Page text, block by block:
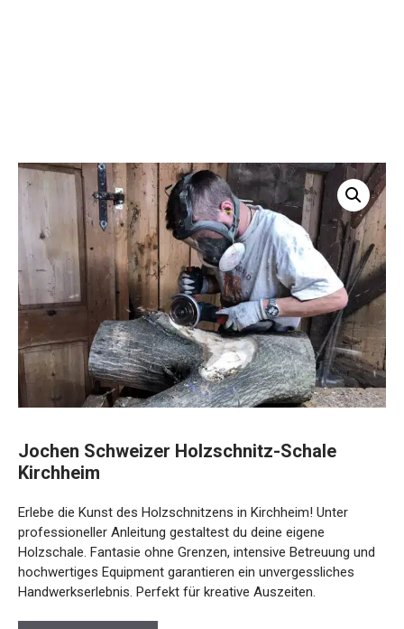
Jochen Schweizer Holzschnitz-Schale
Kirchheim
Erlebe die Kunst des Holzschnitzens in Kirchheim! Unter
professioneller Anleitung gestaltest du deine eigene
Holzschale. Fantasie ohne Grenzen, intensive Betreuung
und hochwertiges Equipment garantieren ein
unvergessliches Handwerkserlebnis. Perfekt für kreative